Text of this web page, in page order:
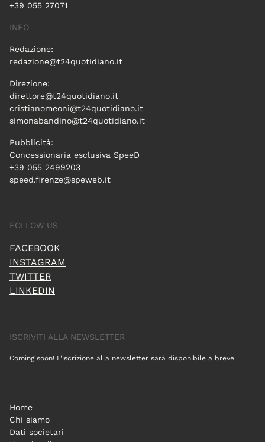
+39 055 27071
INFO
Redazione:
redazione@t24quotidiano.it
Direzione:
direttore@t24quotidiano.it
cristianomeoni@t24quotidiano.it
simonabandino@t24quotidiano.it
Pubblicità:
Concessionaria esclusiva SpeeD
+39 055 2499203
speed.firenze@speweb.it
FOLLOW US
FACEBOOK
INSTAGRAM
TWITTER
LINKEDIN
ISCRIVITI ALLA NEWSLETTER
Coming soon! L'iscrizione alla newsletter sarà disponibile a breve
Home
Chi siamo
Dati societari